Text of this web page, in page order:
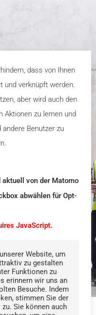
dass von Ihnen
und verknüpft werden.
aber wird auch den
Aktionen zu lernen und
Benutzer zu
von der Matomo
abwählen für Opt-
JavaScript.
Website, um
zu gestalten
Funktionen zu
erinnern wir uns an
Besuche. Indem
stimmen Sie der
Sie können auch